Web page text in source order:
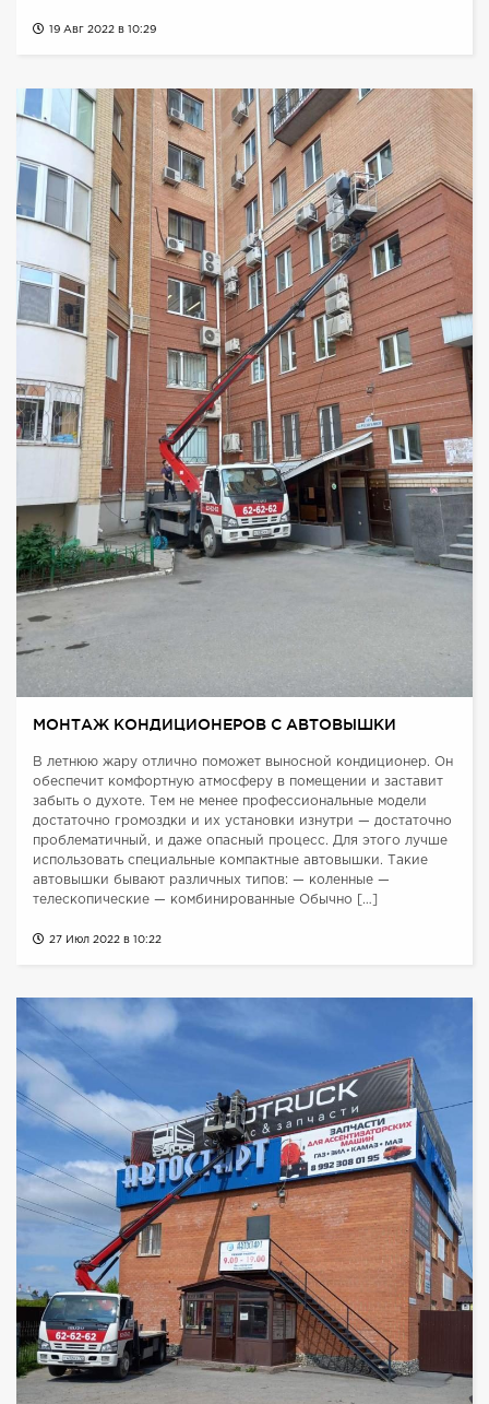
19 Авг 2022 в 10:29
МОНТАЖ КОНДИЦИОНЕРОВ С АВТОВЫШКИ
В летнюю жару отлично поможет выносной кондиционер. Он
обеспечит комфортную атмосферу в помещении и заставит
забыть о духоте. Тем не менее профессиональные модели
достаточно громоздки и их установки изнутри — достаточно
проблематичный, и даже опасный процесс. Для этого лучше
использовать специальные компактные автовышки. Такие
автовышки бывают различных типов: — коленные —
телескопические — комбинированные Обычно […]
27 Июл 2022 в 10:22